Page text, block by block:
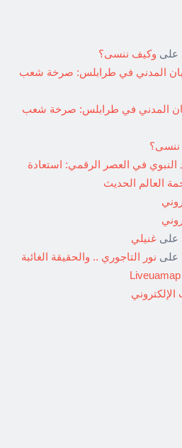
على وكيف ننسى؟
المدني في طرابلس: صرخة شعب
المدني في طرابلس: صرخة شعب
النبوي في العصر الرقمي: استعادة
العالم الحديث
على غنيلي
على نور التاجوري .. والحقيقة الغائبة
الإلكتروني